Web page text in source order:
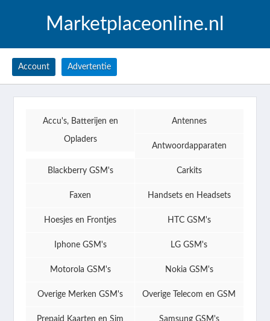
Marketplaceonline.nl
Account Advertentie
Accu's, Batterijen en
Opladers
Antennes
Antwoordapparaten
Blackberry GSM's Carkits
Faxen Handsets en Headsets
Hoesjes en Frontjes HTC GSM's
Iphone GSM's LG GSM's
Motorola GSM's Nokia GSM's
Overige Merken GSM's Overige Telecom en GSM
Prepaid Kaarten en Sim Samsung GSM's